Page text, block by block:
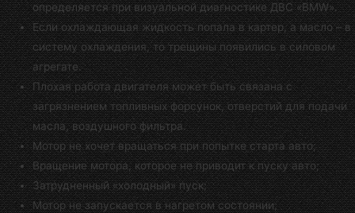
определяется при визуальной диагностике ДВС «BMW».
Если охлаждающая жидкость попала в картер, а масло – в
систему охлаждения, то трещины появились в силовом
агрегате.
Плохая работа двигателя может быть связана с
загрязнением топливных форсунок, отверстий для подачи
масла, воздушного фильтра.
Мотор не хочет вращаться при попытке старта авто;
Вращение мотора, которое не приводит к пуску авто;
Затрудненный «холодный» пуск;
Мотор не запускается в нагретом состоянии;